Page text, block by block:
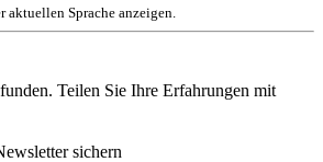
aktuellen Sprache anzeigen.
Teilen Sie Ihre Erfahrungen mit
sichern